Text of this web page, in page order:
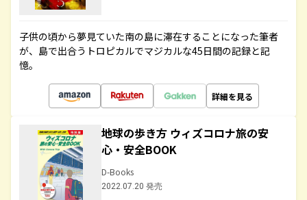
子供の頃から夢見ていた南の島に滞在することになった筆者
が、島で出合うトロピカルでマジカルな45日間の記録と記
憶。
詳細を見る
地球の歩き方 ウィズコロナ旅の安
心・安全BOOK
D-Books
2022.07.20 発売